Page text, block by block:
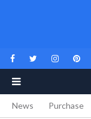
News Purchase